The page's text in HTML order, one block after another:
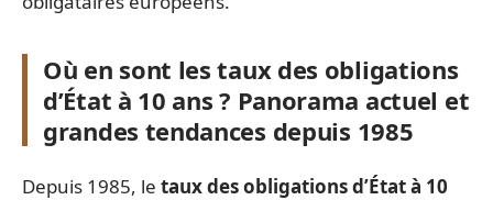
Où en sont les taux des obligations
d’État à 10 ans ? Panorama actuel et
grandes tendances depuis 1985
Depuis 1985, le taux des obligations d’État à 10